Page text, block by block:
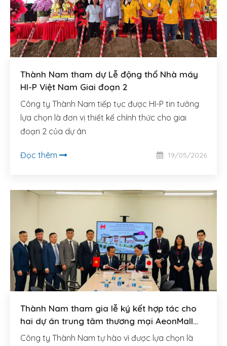
Thành Nam tham dự Lễ động thổ Nhà máy
HI-P Việt Nam Giai đoạn 2
Công ty Thành Nam tiếp tục được HI-P tin tưởng
lựa chọn là đơn vị thiết kế chính thức cho giai
đoạn 2 của dự án
Đọc thêm 19/05/2026
Thành Nam tham gia lễ ký kết hợp tác cho
hai dự án trung tâm thương mại AeonMall
quy mô lớn tại Đà Nẵng và Bắc Ninh
Công ty Thành Nam tự hào vì được lựa chọn là